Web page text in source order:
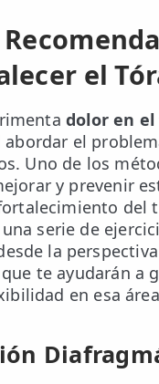
el
dolor en
abordar el
Uno de los
y prevenir
del
serie de
la perspectiva
te ayudarán a
en esa